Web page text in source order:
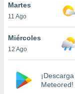
cookies
aceptar
Martes
11 Ago
Miércoles
12 Ago
¡Descarga
Meteored!